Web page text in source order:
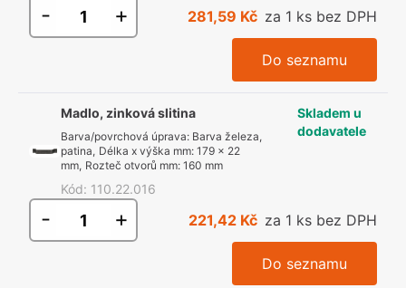
- + 281,59 Kč za 1 ks bez DPH
Do seznamu
Madlo, zinková slitina
Barva/povrchová úprava: Barva železa,
patina, Délka x výška mm: 179 x 22
mm, Rozteč otvorů mm: 160 mm
Kód: 110.22.016
Skladem u
dodavatele
- + 221,42 Kč za 1 ks bez DPH
Do seznamu